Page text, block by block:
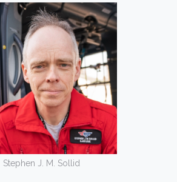
Stephen J. M. Sollid